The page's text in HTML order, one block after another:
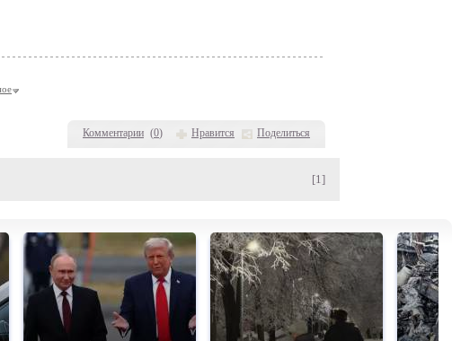
Комментарии (0) Нравится Поделиться
[1]